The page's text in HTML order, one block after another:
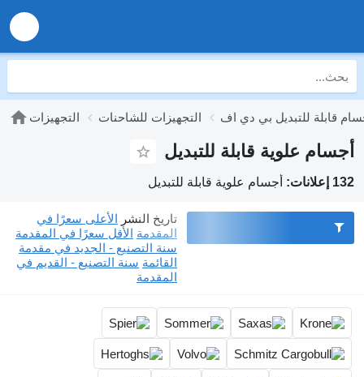
التجهيزات التجهيزات للشاحنات قابلة للتبديل بي دي اف
أجسام علوية قابلة للتبديل
132 إعلانات: أجسام علوية قابلة للتبديل
تاريخ النشر الأعلى سعرًا في
المقدمة الأقل سعرًا في المقدمة
سنة التصنيع - الجديد في مقدمة
القائمة سنة التصنيع - القديم في
المقدمة